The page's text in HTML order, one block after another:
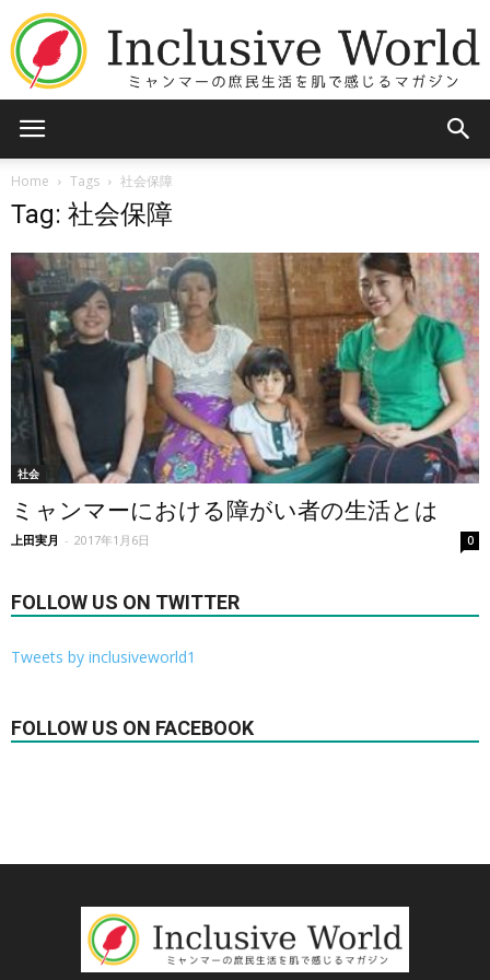
Home Tags 社会保障
Tag: 社会保障
社会
ミャンマーにおける障がい者の生活とは
上田実月 - 2017年1月6日 0
FOLLOW US ON TWITTER
Tweets by inclusiveworld1
FOLLOW US ON FACEBOOK